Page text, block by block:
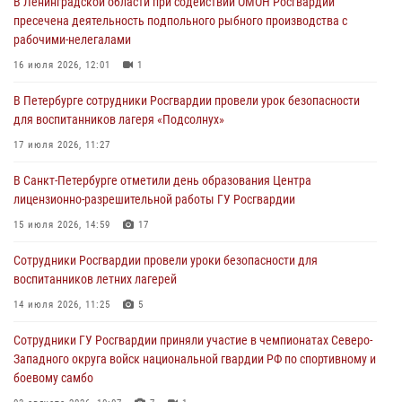
В Центральном районе росгвардейцы оперативно задержали
хулигана, стрелявшего из пускового устройства рядом с жилыми
домами
06 августа 2026, 11:36
Сотрудники и военнослужащие Росгвардии обеспечили
правопорядок при проведении матча "Зенит" - "Балтика"
06 августа 2026, 07:30
В Выборгском районе наряд Росгвардии обнаружил
разыскиваемый преступный автотранспорт
05 августа 2026, 12:25 2
Петербургские росгвардейцы обнаружили объявленный в розыск
автомобиль, ранее использовавшийся при совершении кражи в
Ленобласти
пресечена деятельность подпольного рыбного производства с
рабочими-нелегалами
16 июля 2026, 12:01 1
В Петербурге сотрудники Росгвардии провели урок безопасности
для воспитанников лагеря «Подсолнух»
17 июля 2026, 11:27
В Санкт-Петербурге отметили день образования Центра
лицензионно-разрешительной работы ГУ Росгвардии
15 июля 2026, 14:59 17
Сотрудники Росгвардии провели уроки безопасности для
воспитанников летних лагерей
14 июля 2026, 11:25 5
Сотрудники ГУ Росгвардии приняли участие в чемпионатах Северо-
Западного округа войск национальной гвардии РФ по спортивному и
боевому самбо